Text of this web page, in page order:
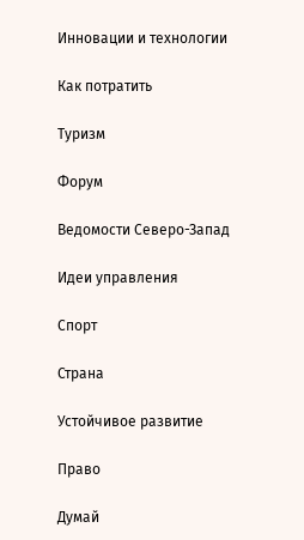
Инновации и технологии
Как потратить
Туризм
Форум
Ведомости Северо-Запад
Идеи управления
Спорт
Страна
Устойчивое развитие
Право
Думай